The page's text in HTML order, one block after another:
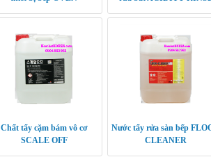
Chất tẩy cặm bám vô cơ
SCALE OFF
Nước tẩy rửa sàn bếp
CLEANER